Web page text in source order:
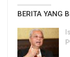
BERITA YANG